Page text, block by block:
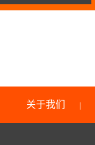
关于我们 |